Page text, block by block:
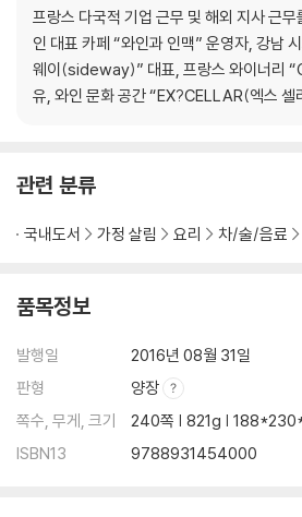
프로세코
라이트 바디 화이트 와인
알바리뇨
그뤼너 펠트리너
소아베
풀 바디 화이트 와인
마르산 블렌드
비오니에
아로마틱 화이트 와인
게브르츠트라미너
뮈스카 블랑
프랑스 다국적 기업 근무 및 해외 지사 근
인 대표 카페 “와인과 인맥” 운영자, 강남
웨이(sideway)” 대표, 프랑스 와이너리
유, 와인 문화 공간 “EX?CELLAR(엑스 셀
관련 분류
국내도서 가정 살림 요리 차/술/음료
품목정보
발행일
2016년 08월 31일
판형
양장
쪽수, 무게, 크기
240쪽 | 821g |
ISBN13
9788931454000